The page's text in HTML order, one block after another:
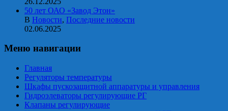
50 лет ОАО «Завод Этон»
В Новости, Последние новости
02.06.2025
Меню навигации
Главная
Регуляторы температуры
Шкафы пускозащитной аппаратуры и управления
Гидроэлеваторы регулирующие РГ
Клапаны регулирующие